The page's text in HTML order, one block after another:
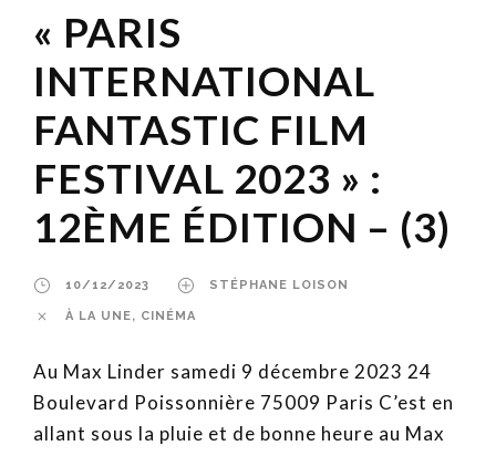
« PARIS
INTERNATIONAL
FANTASTIC FILM
FESTIVAL 2023 » :
12ÈME ÉDITION – (3)
10/12/2023 STÉPHANE LOISON
À LA UNE, CINÉMA
Au Max Linder samedi 9 décembre 2023 24
Boulevard Poissonnière 75009 Paris C’est en
allant sous la pluie et de bonne heure au Max